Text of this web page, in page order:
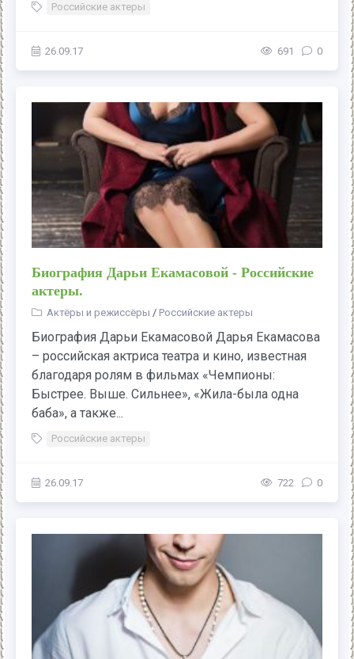
Российские актеры
26.09.17 691 0
Биография Дарьи Екамасовой - Российские
актеры.
Актёры и режиссёры / Российские актеры
Биография Дарьи Екамасовой Дарья Екамасова
– российская актриса театра и кино, известная
благодаря ролям в фильмах «Чемпионы:
Быстрее. Выше. Сильнее», «Жила-была одна
баба», а также...
Российские актеры
26.09.17 722 0